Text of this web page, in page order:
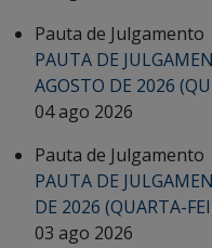
Pauta de Julgamento
PAUTA DE
AGOSTO DE 2026
04 ago 2026
Pauta de Julgamento
PAUTA DE
DE 2026 (QUARTA-
03 ago 2026